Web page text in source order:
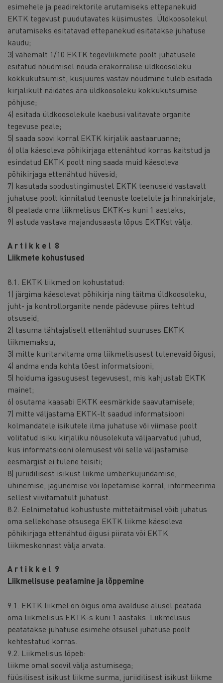
esimehele ja peadirektorile arutamiseks ettepanekuid
EKTK tegevust puudutavates küsimustes. Üldkoosolekul
arutamiseks esitatavad ettepanekud esitatakse juhatuse
kaudu;
3) vähemalt 1/10 EKTK tegevliikmete poolt juhatusele
esitatud nõudmisel nõuda erakorralise üldkoosoleku
kokkukutsumist, kusjuures vastav nõudmine tuleb esitada
kirjalikult näidates ära üldkoosoleku kokkukutsumise
põhjuse;
4) esitada üldkoosolekule kaebusi valitavate organite
tegevuse peale;
5) saada soovi korral EKTK kirjalik aastaaruanne;
6) olla käesoleva põhikirjaga ettenähtud korras kaitstud ja
esindatud EKTK poolt ning saada muid käesoleva
põhikirjaga ettenähtud hüvesid;
7) kasutada soodustingimustel EKTK teenuseid vastavalt
juhatuse poolt kinnitatud teenuste loetelule ja hinnakirjale;
8) peatada oma liikmelisus EKTK-s kuni 1 aastaks;
9) astuda vastava majandusaasta lõpus EKTKst välja.
A r t i k k e l 8
Liikmete kohustused
8.1. EKTK liikmed on kohustatud:
1) järgima käesolevat põhikirja ning täitma üldkoosoleku,
juht- ja kontrollorganite nende pädevuse piires tehtud
otsuseid;
2) tasuma tähtajaliselt ettenähtud suuruses EKTK
liikmemaksu;
3) mitte kuritarvitama oma liikmelisusest tulenevaid õigusi;
4) andma enda kohta tõest informatsiooni;
5) hoiduma igasugusest tegevusest, mis kahjustab EKTK
mainet;
6) osutama kaasabi EKTK eesmärkide saavutamisele;
7) mitte väljastama EKTK-lt saadud informatsiooni
kolmandatele isikutele ilma juhatuse või viimase poolt
volitatud isiku kirjaliku nõusolekuta väljaarvatud juhud,
kus informatsiooni olemusest või selle väljastamise
eesmärgist ei tulene teisiti;
8) juriidilisest isikust liikme ümberkujundamise,
ühinemise, jagunemise või lõpetamise korral, informeerima
sellest viivitamatult juhatust.
8.2. Eelnimetatud kohustuste mittetäitmisel võib juhatus
oma sellekohase otsusega EKTK liikme käesoleva
põhikirjaga ettenähtud õigusi piirata või EKTK
liikmeskonnast välja arvata.
A r t i k k e l 9
Liikmelisuse peatamine ja lõppemine
9.1. EKTK liikmel on õigus oma avalduse alusel peatada
oma liikmelisus EKTK-s kuni 1 aastaks. Liikmelisus
peatatakse juhatuse esimehe otsusel juhatuse poolt
kehtestatud korras.
9.2. Liikmelisus lõpeb:
liikme omal soovil välja astumisega;
füüsilisest isikust liikme surma, juriidilisest isikust liikme